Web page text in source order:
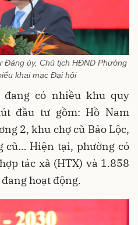
Đảng ủy, Chủ tịch HĐND Phường
khai mạc Đại hội
có nhiều khu quy
đầu tư gồm: Hồ Nam
2, khu chợ cũ Bảo Lộc,
cũ… Hiện tại, phường có
tác xã (HTX) và 1.858
hoạt động.